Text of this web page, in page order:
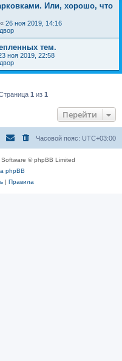
Или, хорошо, что
« 26 ноя 2019, 14:16
тем.
ноя 2019, 22:58
1 из 1
Перейти
Часовой пояс: UTC+03:00
© phpBB Limited
phpBB
| Правила